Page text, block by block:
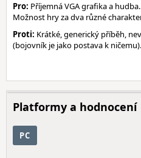
Pro: Příjemná VGA grafika a
Možnost hry za dva různé
Proti: Krátké, generický příběh,
(bojovník je jako postava k ničemu).
Platformy a hodnocení
PC